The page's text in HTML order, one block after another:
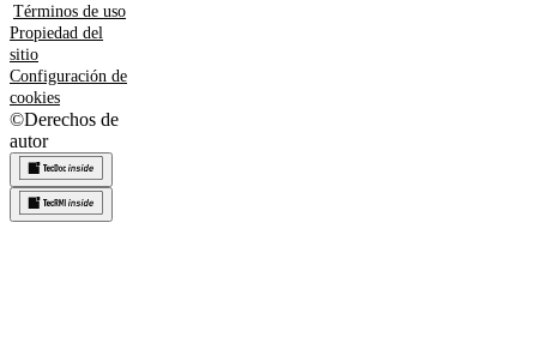
Términos de uso
Propiedad del
sitio
Configuración de
cookies
©Derechos de
autor